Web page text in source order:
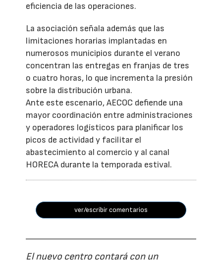
eficiencia de las operaciones.
La asociación señala además que las
limitaciones horarias implantadas en
numerosos municipios durante el verano
concentran las entregas en franjas de tres
o cuatro horas, lo que incrementa la presión
sobre la distribución urbana.
Ante este escenario, AECOC defiende una
mayor coordinación entre administraciones
y operadores logísticos para planificar los
picos de actividad y facilitar el
abastecimiento al comercio y al canal
HORECA durante la temporada estival.
ver/escribir comentarios
El nuevo centro contará con un